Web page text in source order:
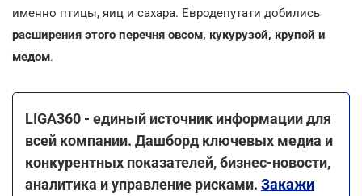
именно птицы, яиц и сахара. Евродепутати добились
расширения этого перечня овсом, кукурузой, крупой и
медом.
LIGA360 - единый источник информации для
всей компании. Дашборд ключевых медиа и
конкурентных показателей, бизнес-новости,
аналитика и управление рисками. Закажи